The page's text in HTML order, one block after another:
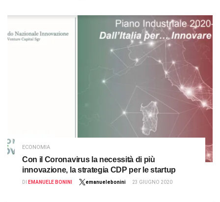
ECONOMIA
Con il Coronavirus la necessità di più
innovazione, la strategia CDP per le startup
DI EMANUELE BONINI emanuelebonini 23 GIUGNO 2020